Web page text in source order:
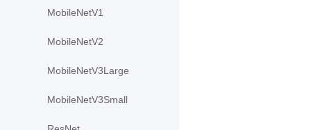
MobileNetV1
MobileNetV2
MobileNetV3Large
MobileNetV3Small